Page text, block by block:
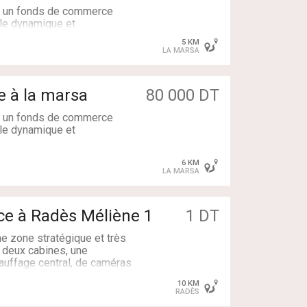
fonds de commerce
dynamique et
inclus
import
5 KM
LA MARSA
à la marsa 80 000 DT
fonds de commerce
dynamique et
inclus
6 KM
LA MARSA
à Radès Méliène 1 1 DT
zone stratégique et très
cabines, une
central, de caméras
une boutique de
10 KM
RADÈS